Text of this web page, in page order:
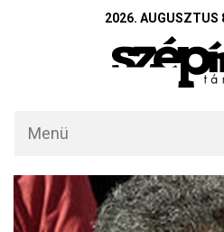
2026. AUGUSZTUS
Menü